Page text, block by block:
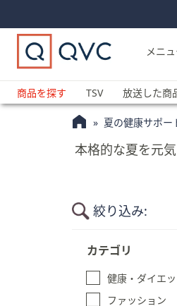
Links
Links2
メニ
商品を探す
TSV 放送した商
夏の健康サポー
本格的な夏を元
絞り込み:
カテゴリ
健康・ダイエ
ファッション